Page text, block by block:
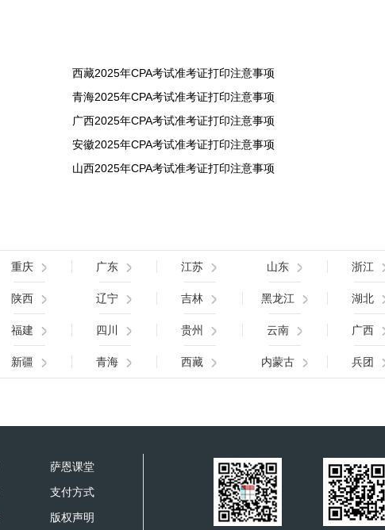
西藏2025年CPA考试准考证打印注意事项
青海2025年CPA考试准考证打印注意事项
广西2025年CPA考试准考证打印注意事项
安徽2025年CPA考试准考证打印注意事项
山西2025年CPA考试准考证打印注意事项
重庆 广东 江苏 山东 浙江
陕西 辽宁 吉林 黑龙江 湖北
福建 四川 贵州 云南 广西
新疆 青海 西藏 内蒙古 兵团
萨恩课堂
支付方式
版权声明